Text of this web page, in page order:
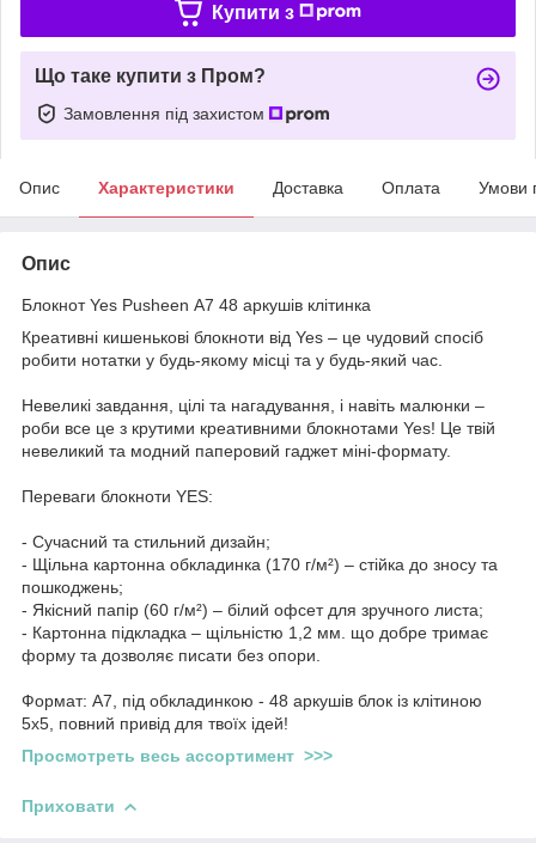
Купити з
Що таке купити з Пром?
Замовлення під захистом
Опис Характеристики Доставка Оплата Умови
Опис
Блокнот Yes Pusheen А7 48 аркушів клітинка
Креативні кишенькові блокноти від Yes – це чудовий спосіб
робити нотатки у будь-якому місці та у будь-який час.
Невеликі завдання, цілі та нагадування, і навіть малюнки –
роби все це з крутими креативними блокнотами Yes! Це твій
невеликий та модний паперовий гаджет міні-формату.
Переваги блокноти YES:
- Сучасний та стильний дизайн;
- Щільна картонна обкладинка (170 г/м²) – стійка до зносу та
пошкоджень;
- Якісний папір (60 г/м²) – білий офсет для зручного листа;
- Картонна підкладка – щільністю 1,2 мм. що добре тримає
форму та дозволяє писати без опори.
Формат: А7, під обкладинкою - 48 аркушів блок із клітиною
5х5, повний привід для твоїх ідей!
Просмотреть весь асcортимент >>>
Приховати